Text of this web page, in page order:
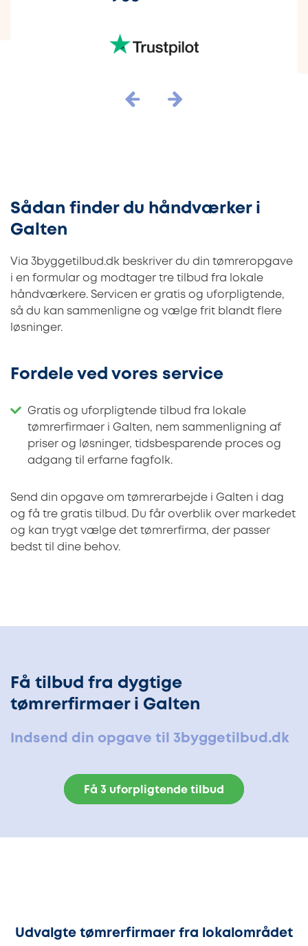
Sådan finder du håndværker i
Galten
Via 3byggetilbud.dk beskriver du din tømreropgave
i en formular og modtager tre tilbud fra lokale
håndværkere. Servicen er gratis og uforpligtende,
så du kan sammenligne og vælge frit blandt flere
løsninger.
Fordele ved vores service
Gratis og uforpligtende tilbud fra lokale
tømrerfirmaer i Galten, nem sammenligning af
priser og løsninger, tidsbesparende proces og
adgang til erfarne fagfolk.
Send din opgave om tømrerarbejde i Galten i dag
og få tre gratis tilbud. Du får overblik over markedet
og kan trygt vælge det tømrerfirma, der passer
bedst til dine behov.
Få tilbud fra dygtige
tømrerfirmaer i Galten
Indsend din opgave til 3byggetilbud.dk
Få 3 uforpligtende tilbud
Udvalgte tømrerfirmaer fra lokalområdet